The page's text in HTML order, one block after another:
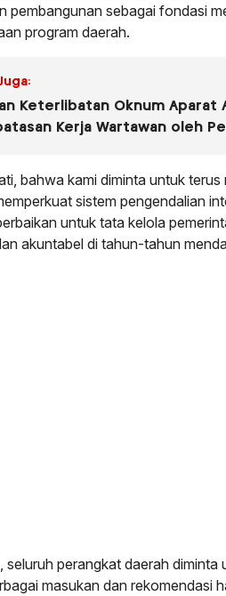
pembangunan sebagai fondasi
program daerah.
Keterlibatan Oknum Aparat
Kerja Wartawan oleh
bahwa kami diminta untuk
sistem pengendalian
untuk tata kelola
akuntabel di tahun-tahun
seluruh perangkat daerah diminta
masukan dan rekomendasi